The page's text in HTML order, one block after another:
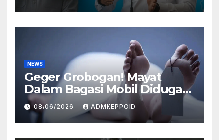
NEWS
Geger Grobogan! Mayat
Dalam Bagasi Mobil Diduga
Terkait Hilangnya Bos Konter
HP
08/06/2026 ADMKEPPOID